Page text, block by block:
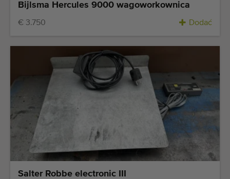
Bijlsma Hercules 9000 wagoworkownica
€ 3.750 Dodać
Salter Robbe electronic III